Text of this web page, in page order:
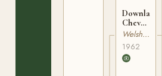
Downland
Chevalier
WSB
3951
Welshponny
1962